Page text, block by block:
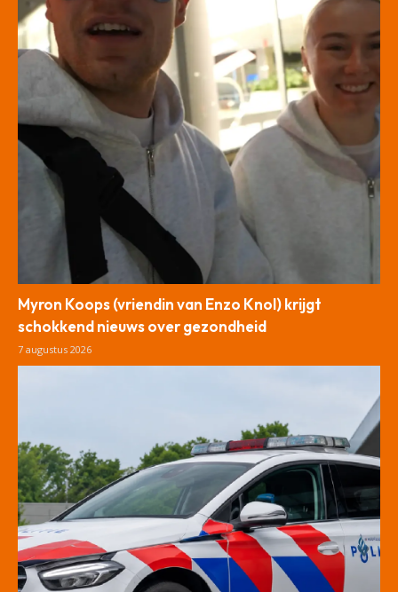
Myron Koops (vriendin van Enzo Knol) krijgt
schokkend nieuws over gezondheid
7 augustus 2026